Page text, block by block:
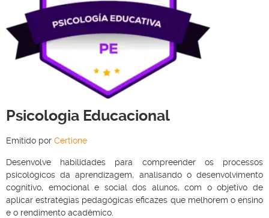
Psicologia Educacional
Emitido por Certione
Desenvolve habilidades para compreender os processos
psicológicos da aprendizagem, analisando o desenvolvimento
cognitivo, emocional e social dos alunos, com o objetivo de
aplicar estratégias pedagógicas eficazes que melhorem o ensino
e o rendimento acadêmico.